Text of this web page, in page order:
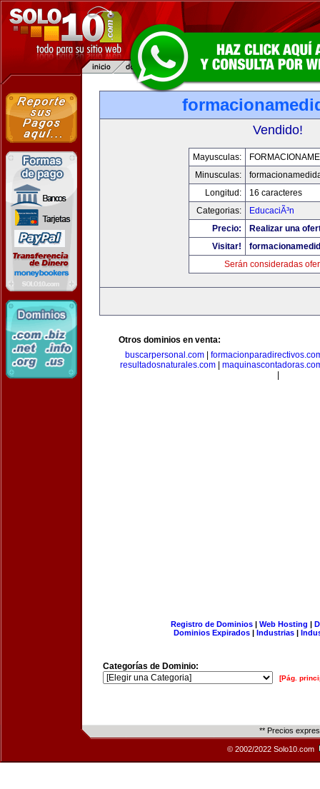
Vendido!
Mayusculas:
Minusculas:
Longitud:
16 caracteres
Categorias:
EducaciÃ³n
Precio:
Realizar una
Visitar!
Serán consideradas
Otros dominios en venta:
buscarpersonal.com|
resultadosnaturales.com|
Registro de Dominios| Web Hosting |
Dominios Expirados | Industrias |
Categorías de Dominio:
[Pág.
** Precios
© 2002/2022 Solo10.com